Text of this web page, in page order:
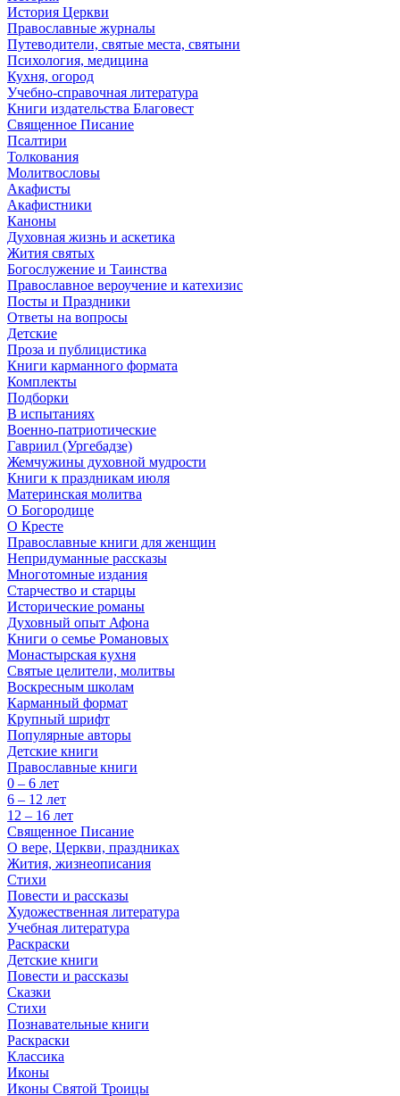
История Церкви
Православные журналы
Путеводители, святые места, святыни
Психология, медицина
Кухня, огород
Учебно-справочная литература
Книги издательства Благовест
Священное Писание
Псалтири
Толкования
Молитвословы
Акафисты
Акафистники
Каноны
Духовная жизнь и аскетика
Жития святых
Богослужение и Таинства
Православное вероучение и катехизис
Посты и Праздники
Ответы на вопросы
Детские
Проза и публицистика
Книги карманного формата
Комплекты
Подборки
В испытаниях
Военно-патриотические
Гавриил (Ургебадзе)
Жемчужины духовной мудрости
Книги к праздникам июля
Материнская молитва
О Богородице
О Кресте
Православные книги для женщин
Непридуманные рассказы
Многотомные издания
Старчество и старцы
Исторические романы
Духовный опыт Афона
Книги о семье Романовых
Монастырская кухня
Святые целители, молитвы
Воскресным школам
Карманный формат
Крупный шрифт
Популярные авторы
Детские книги
Православные книги
0 – 6 лет
6 – 12 лет
12 – 16 лет
Священное Писание
О вере, Церкви, праздниках
Жития, жизнеописания
Стихи
Повести и рассказы
Художественная литература
Учебная литература
Раскраски
Детские книги
Повести и рассказы
Сказки
Стихи
Познавательные книги
Раскраски
Классика
Иконы
Иконы Святой Троицы